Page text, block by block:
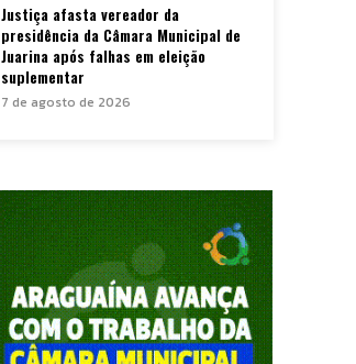
Justiça afasta vereador da
presidência da Câmara Municipal de
Juarina após falhas em eleição
suplementar
7 de agosto de 2026